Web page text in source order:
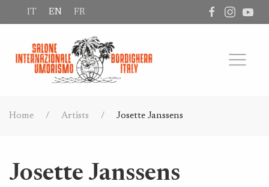
IT EN FR
Home Artists Josette Janssens
Josette Janssens